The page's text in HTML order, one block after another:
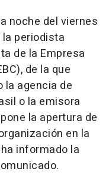
noche del viernes
periodista
de la Empresa
de la que
la agencia de
o la emisora
la apertura de
en la
informado la